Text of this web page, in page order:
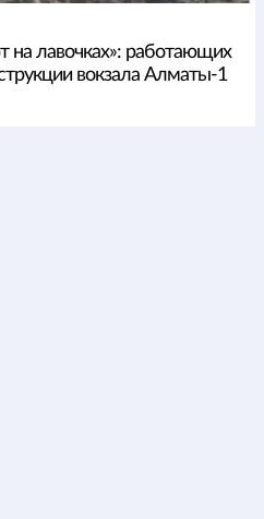
на лавочках»: работающих
вокзала Алматы-1